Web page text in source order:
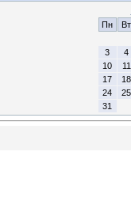
Пн
Вт
3
4
10
11
17
18
24
25
31